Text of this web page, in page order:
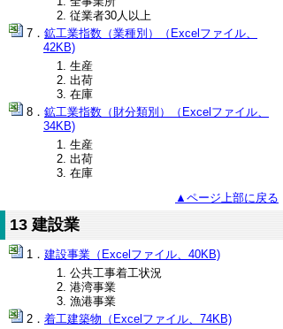
従業者30人以上
鉱工業指数（業種別）（Excelファイル、
42KB)
生産
出荷
在庫
鉱工業指数（財分類別）（Excelファイル、
34KB)
生産
出荷
在庫
▲ページ上部に戻る
13 建設業
建設事業（Excelファイル、40KB)
公共工事着工状況
港湾事業
漁港事業
着工建築物（Excelファイル、74KB)